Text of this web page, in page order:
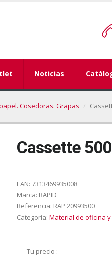
Noticias
Cosedoras. Grapas
Cassette
EAN: 7313469935008
Marca: RAPID
Referencia: RAP 20993500
Categoría: Material de oficina
Tu precio :